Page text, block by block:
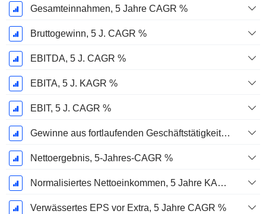
Gesamteinnahmen, 5 Jahre CAGR %
Bruttogewinn, 5 J. CAGR %
EBITDA, 5 J. CAGR %
EBITA, 5 J. KAGR %
EBIT, 5 J. CAGR %
Gewinne aus fortlaufenden Geschäftstätigkeiten, 5-Jahres-CAGR %
Nettoergebnis, 5-Jahres-CAGR %
Normalisiertes Nettoeinkommen, 5 Jahre KAGR %
Verwässertes EPS vor Extra, 5 Jahre CAGR %